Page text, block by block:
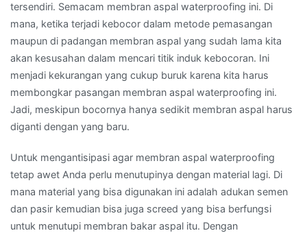
tersendiri. Semacam membran aspal waterproofing ini. Di
mana, ketika terjadi kebocor dalam metode pemasangan
maupun di padangan membran aspal yang sudah lama kita
akan kesusahan dalam mencari titik induk kebocoran. Ini
menjadi kekurangan yang cukup buruk karena kita harus
membongkar pasangan membran aspal waterproofing ini.
Jadi, meskipun bocornya hanya sedikit membran aspal harus
diganti dengan yang baru.
Untuk mengantisipasi agar membran aspal waterproofing
tetap awet Anda perlu menutupinya dengan material lagi. Di
mana material yang bisa digunakan ini adalah adukan semen
dan pasir kemudian bisa juga screed yang bisa berfungsi
untuk menutupi membran bakar aspal itu. Dengan